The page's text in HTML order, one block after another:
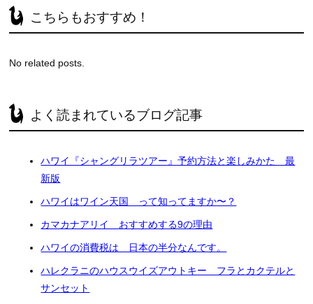
こちらもおすすめ！
No related posts.
よく読まれているブログ記事
ハワイ『シャングリラツアー』予約方法と楽しみかた 最
新版
ハワイはワイン天国 って知ってますか〜？
カマカナアリイ おすすめする9の理由
ハワイの消費税は 日本の半分なんです。
ハレクラニのハウスウイズアウトキー フラとカクテルと
サンセット